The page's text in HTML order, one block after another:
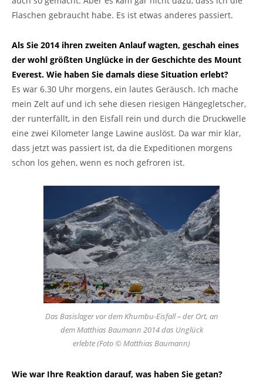
Flaschen gebraucht habe. Es ist etwas anderes passiert.
Als Sie 2014 ihren zweiten Anlauf wagten, geschah eines
der wohl größten Unglücke in der Geschichte des Mount
Everest. Wie haben Sie damals diese Situation erlebt?
Es war 6.30 Uhr morgens, ein lautes Geräusch. Ich mache
mein Zelt auf und ich sehe diesen riesigen Hängegletscher,
der runterfällt, in den Eisfall rein und durch die Druckwelle
eine zwei Kilometer lange Lawine auslöst. Da war mir klar,
dass jetzt was passiert ist, da die Expeditionen morgens
schon los gehen, wenn es noch gefroren ist.
Das Basislager vor dem Khumbu-Eisfall – der Ort, an
dem Matthias Baumann 2014 das Unglück
erlebte (Foto © Matthias Baumann)
Wie war Ihre Reaktion darauf, was haben Sie getan?